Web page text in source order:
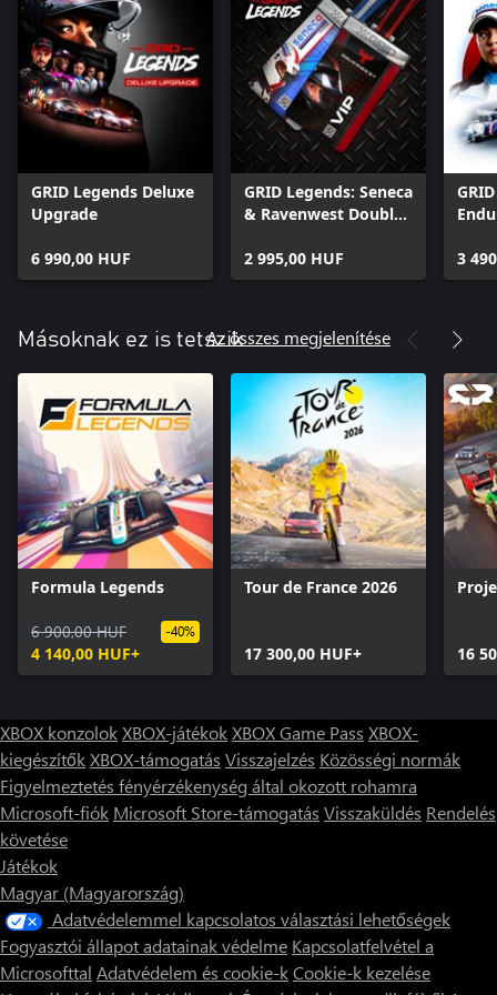
GRID Legends Deluxe
Upgrade
6 990,00 HUF
GRID Legends: Seneca
& Ravenwest Double
2 995,00 HUF
3
Másoknak ez is tetszikAz összes megjelenítése
Formula Legends
6 900,00 HUF
4 140,00 HUF+
-40%
Tour de France 2026
17 300,00 HUF+ 16
XBOX konzolokXBOX-játékokXBOX Game Pass XBOX-
kiegészítőkXBOX-támogatás Visszajelzés Közösségi normák
Figyelmeztetés fényérzékenység által okozott rohamra
Microsoft-fiók Microsoft Store-támogatás Visszaküldés Rendelés
követése
Játékok
Magyar (Magyarország)
Adatvédelemmel kapcsolatos választási lehetőségek
Fogyasztói állapot adatainak védelme Kapcsolatfelvétel a
Microsofttal Adatvédelem és cookie-kCookie-k kezelése